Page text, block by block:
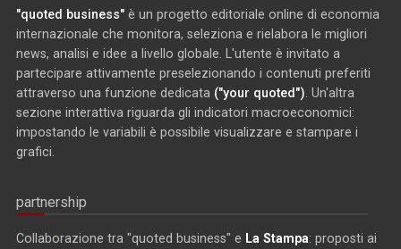
"quoted business" è un progetto editoriale online di economia
internazionale che monitora, seleziona e rielabora le migliori
news, analisi e idee a livello globale. L'utente è invitato a
partecipare attivamente preselezionando i contenuti preferiti
attraverso una funzione dedicata ("your quoted") . Un'altra
sezione interattiva riguarda gli indicatori macroeconomici:
impostando le variabili è possibile visualizzare e stampare i
grafici.
partnership
Collaborazione tra "quoted business" e La Stampa: proposti ai